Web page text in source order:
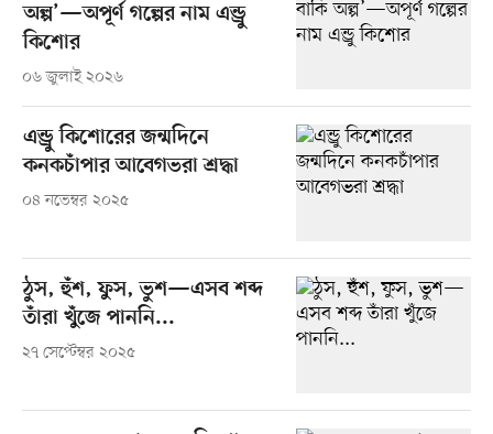
অল্প’—অপূর্ণ গল্পের নাম এন্ড্রু
কিশোর
০৬ জুলাই ২০২৬
এন্ড্রু কিশোরের জন্মদিনে
কনকচাঁপার আবেগভরা শ্রদ্ধা
০৪ নভেম্বর ২০২৫
ঠুস, হুঁশ, ফুস, ভুশ—এসব শব্দ
তাঁরা খুঁজে পাননি...
২৭ সেপ্টেম্বর ২০২৫